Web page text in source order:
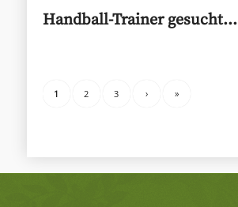
Handball-Trainer gesucht…
1 2 3 › »